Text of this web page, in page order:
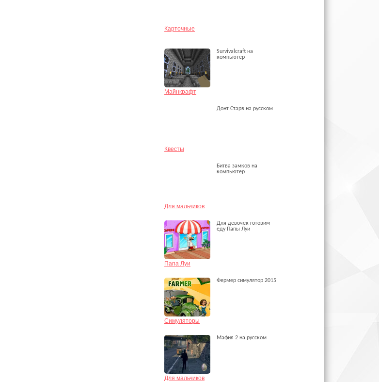
Карточные
Survivalcraft на
компьютер
Майнкрафт
Донт Старв на русском
Квесты
Битва замков на
компьютер
Для мальчиков
Для девочек готовим
еду Папы Луи
Папа Луи
Фермер симулятор 2015
Симуляторы
Мафия 2 на русском
Для мальчиков